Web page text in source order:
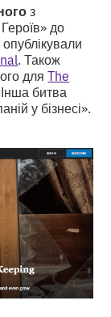
з
до
. Також
дляThe
битва
у бізнесі».